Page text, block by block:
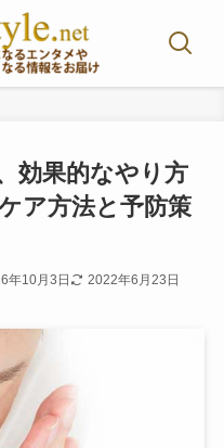
効果的なやり方
ア方法と予防策
年10月3日 2022年6月23日